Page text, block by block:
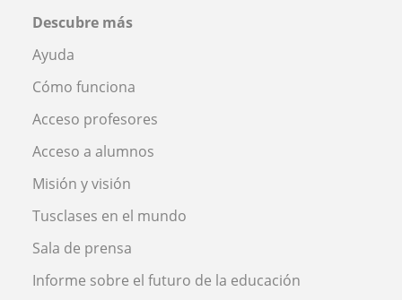
Descubre más
Ayuda
Cómo funciona
Acceso profesores
Acceso a alumnos
Misión y visión
Tusclases en el mundo
Sala de prensa
Informe sobre el futuro de la educación